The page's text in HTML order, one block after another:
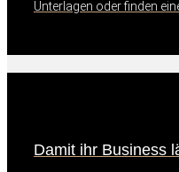
Unterlagen oder finden
Damit ihr Business